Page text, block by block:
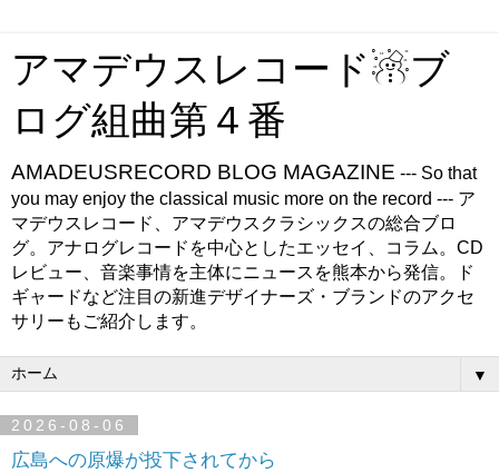
アマデウスレコード☃ブ
ログ組曲第４番
AMADEUSRECORD BLOG MAGAZINE --- So that
you may enjoy the classical music more on the record --- ア
マデウスレコード、アマデウスクラシックスの総合ブロ
グ。アナログレコードを中心としたエッセイ、コラム。CD
レビュー、音楽事情を主体にニュースを熊本から発信。ド
ギャードなど注目の新進デザイナーズ・ブランドのアクセ
サリーもご紹介します。
▼
2026-08-06
広島への原爆が投下されてから